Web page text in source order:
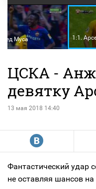
Муса 1:1.
ЦСКА -
девятку
13 мая 2018 14:40
R
Фантастический удар
не оставляя шансов